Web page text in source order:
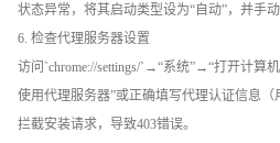
状态异常，将其启动类型设为“自动”，并手动
6. 检查代理服务器设置
访问`chrome://settings/`→“系统”→“打开计算
使用代理服务器”或正确填写代理认证信息
拦截安装请求，导致403错误。